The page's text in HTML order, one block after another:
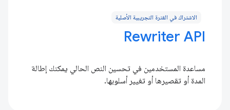
الاشتراك في الفترة التجريبية الأصلية
Rewriter API
مساعدة المستخدمين في تحسين النص الحالي يمكنك إطالة
المدة أو تقصيرها أو تغيير أسلوبها.